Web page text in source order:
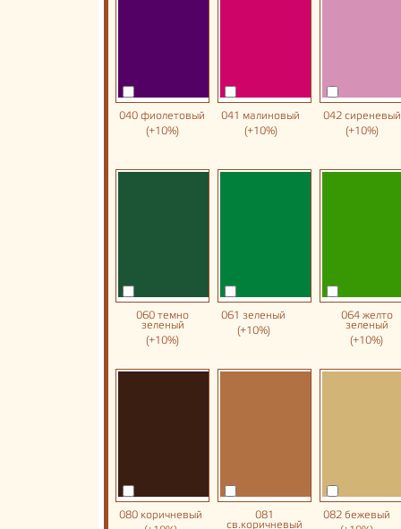
040 фиолетовый
(+10%)
041 малиновый
(+10%)
042 сиреневый
(+10%)
060 темно
зеленый
(+10%)
061 зеленый
(+10%)
064 желто
зеленый
(+10%)
080 коричневый
081
св.коричневый
082 бежевый